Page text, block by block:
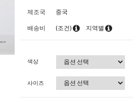
제조국 중국
배송비 (조건) 지역별
색상
사이즈